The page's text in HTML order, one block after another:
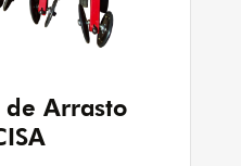
de Arrasto